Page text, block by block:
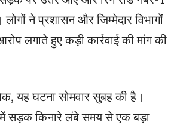
ने प्रशासन और जिम्मेदार विभागों
लगाते हुए कड़ी कार्रवाई की मांग की
यह घटना सोमवार सुबह की है।
सड़क किनारे लंबे समय से एक बड़ा